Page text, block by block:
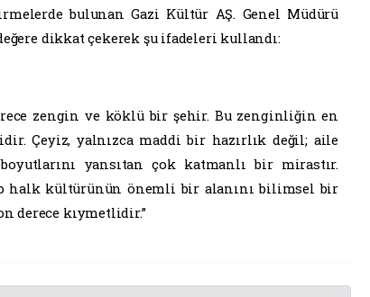
bulunan Gazi Kültür AŞ. Genel Müdürü
dikkat çekerek şu ifadeleri kullandı:
zengin ve köklü bir şehir. Bu zenginliğin en
Çeyiz, yalnızca maddi bir hazırlık değil; aile
yansıtan çok katmanlı bir mirastır.
halk kültürünün önemli bir alanını bilimsel bir
derece kıymetlidir.”